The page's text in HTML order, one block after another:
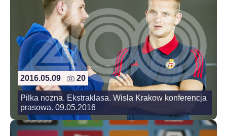
2016.05.09 20
Pilka nozna. Ekstraklasa. Wisla Krakow konferencja
prasowa. 09.05.2016